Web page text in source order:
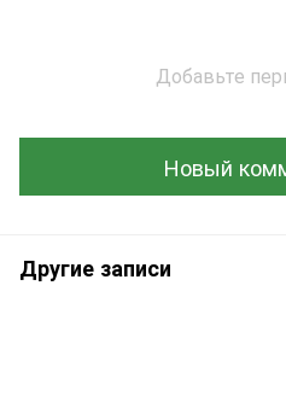
Добавьте
Новый
Другие записи